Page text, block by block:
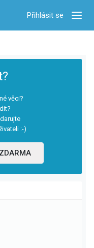
Přihlásit se
věci?
:-)